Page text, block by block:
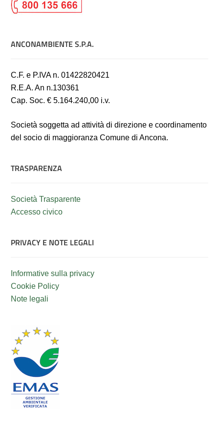
ANCONAMBIENTE S.P.A.
C.F. e P.IVA n. 01422820421
R.E.A. An n.130361
Cap. Soc. € 5.164.240,00 i.v.
Società soggetta ad attività di direzione e coordinamento
del socio di maggioranza Comune di Ancona.
TRASPARENZA
Società Trasparente
Accesso civico
PRIVACY E NOTE LEGALI
Informative sulla privacy
Cookie Policy
Note legali